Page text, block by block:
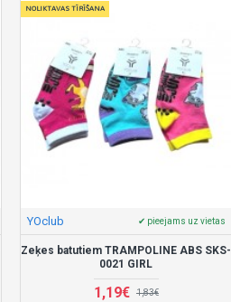
NOLIKTAVAS TĪRĪŠANA
YOclub ✔ pieejams uz vietas
Zeķes batutiem TRAMPOLINE ABS SKS-
0021 GIRL
1,19€ 1,83€